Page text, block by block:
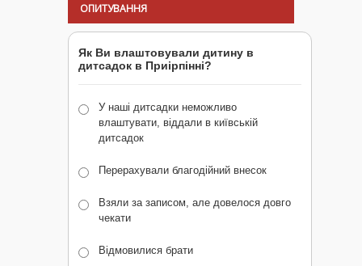
ОПИТУВАННЯ
Як Ви влаштовували дитину в
дитсадок в Приірпінні?
У наші дитсадки неможливо
влаштувати, віддали в київській
дитсадок
Перерахували благодійний внесок
Взяли за записом, але довелося довго
чекати
Відмовилися брати